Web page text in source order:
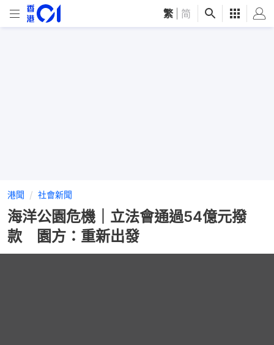
繁 简
港聞 社會新聞
海洋公園危機｜立法會通過54億元撥
款 園方：重新出發